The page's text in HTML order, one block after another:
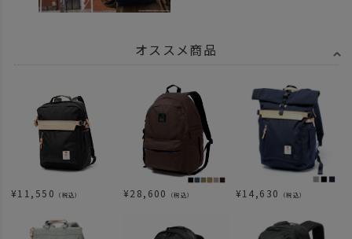
オススメ商品
¥11,550 （税込） ¥28,600 （税込） ¥14,630 （税込）